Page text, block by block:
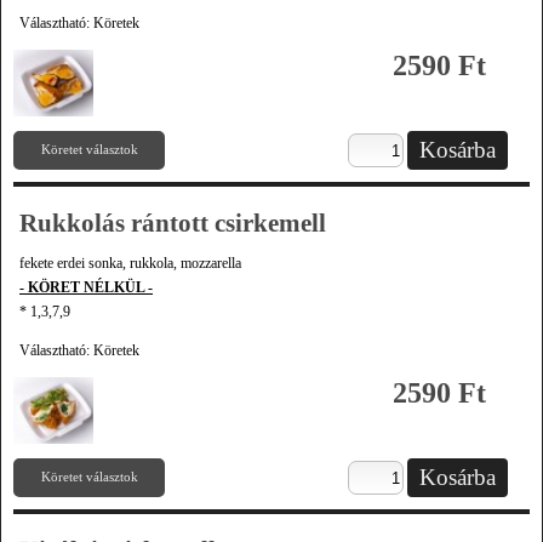
Választható: Köretek
Köretet választok
2590 Ft
Rukkolás rántott csirkemell
fekete erdei sonka, rukkola, mozzarella
- KÖRET NÉLKÜL -
* 1,3,7,9
Választható: Köretek
Köretet választok
2590 Ft